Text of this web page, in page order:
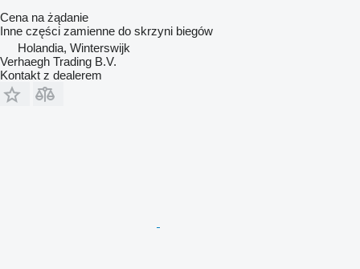
Cena na żądanie
Inne części zamienne do skrzyni biegów
Holandia, Winterswijk
Verhaegh Trading B.V.
Kontakt z dealerem